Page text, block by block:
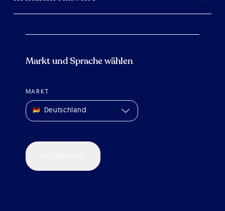
Markt und Sprache wählen
MARKT
Deutschland